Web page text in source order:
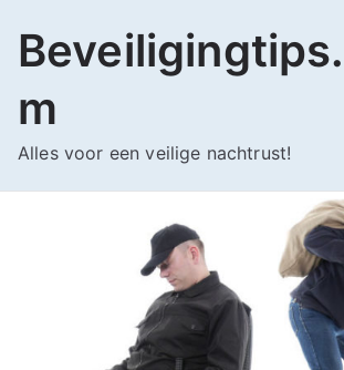
naar
inhoud
m
Alles voor een veilige nachtrust!